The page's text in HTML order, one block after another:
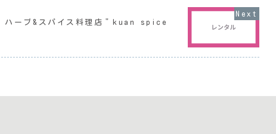
ハーブ&スパイス料理店＂kuan spice